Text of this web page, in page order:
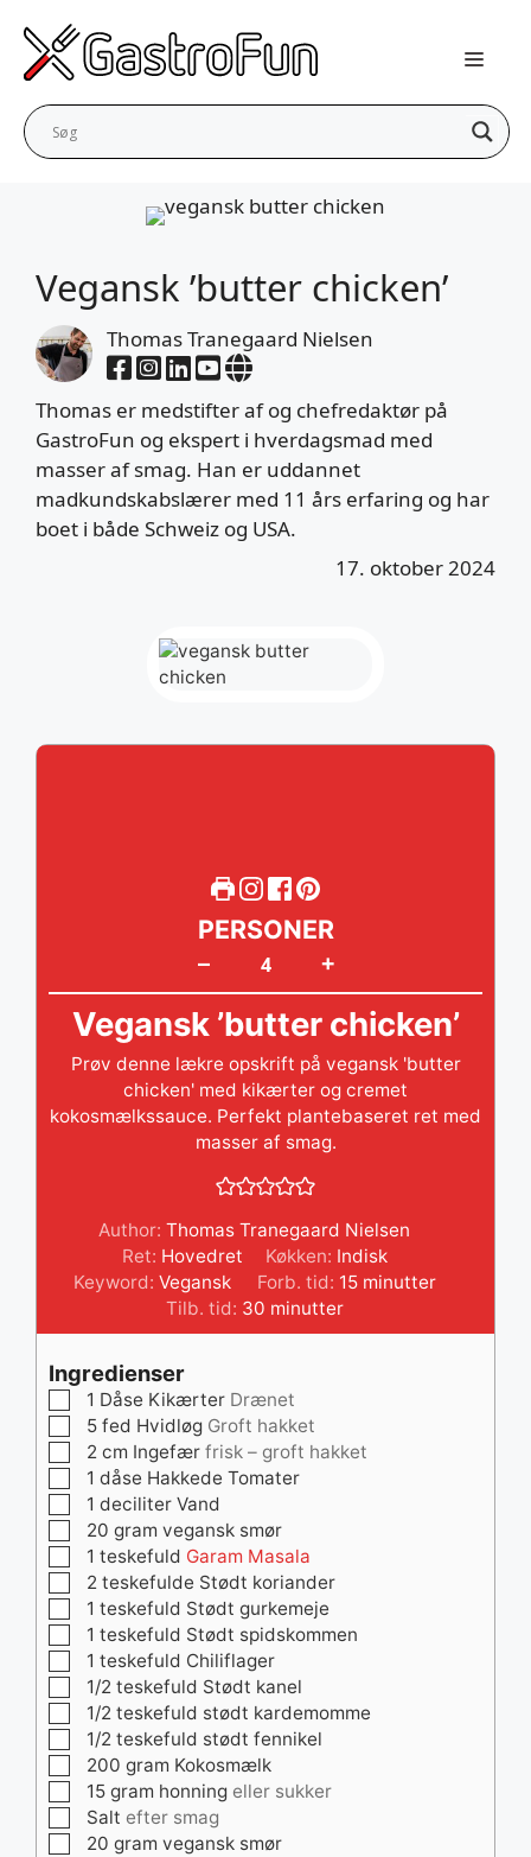
indhold
Vegansk ’butter chicken’
Thomas Tranegaard Nielsen
Thomas er medstifter af og chefredaktør på
GastroFun og ekspert i hverdagsmad med
masser af smag. Han er uddannet
madkundskabslærer med 11 års erfaring og har
boet i både Schweiz og USA.
17. oktober 2024
– +
PERSONER
Vegansk ’butter chicken’
Prøv denne lækre opskrift på vegansk 'butter
chicken' med kikærter og cremet
kokosmælkssauce. Perfekt plantebaseret ret med
masser af smag.
Author:Thomas Tranegaard Nielsen
Ret: Hovedret Køkken: Indisk
Keyword: Vegansk Forb. tid: 15minutter
minutter
Tilb. tid: 30minutter
minutter
Ingredienser
▢1 Dåse Kikærter Drænet
▢
5 fed Hvidløg Groft hakket
▢
2 cm Ingefær frisk – groft hakket
▢1 dåse Hakkede Tomater
▢1 deciliter Vand
▢
20 gram vegansk smør
▢1 teskefuld Garam Masala
▢
2 teskefulde Stødt koriander
▢1 teskefuld Stødt gurkemeje
▢1 teskefuld Stødt spidskommen
▢1 teskefuld Chiliflager
▢1/2 teskefuld Stødt kanel
▢1/2 teskefuld stødt kardemomme
▢1/2 teskefuld stødt fennikel
▢
200 gram Kokosmælk
▢15 gram honning eller sukker
▢
Salt efter smag
▢
20 gram vegansk smør